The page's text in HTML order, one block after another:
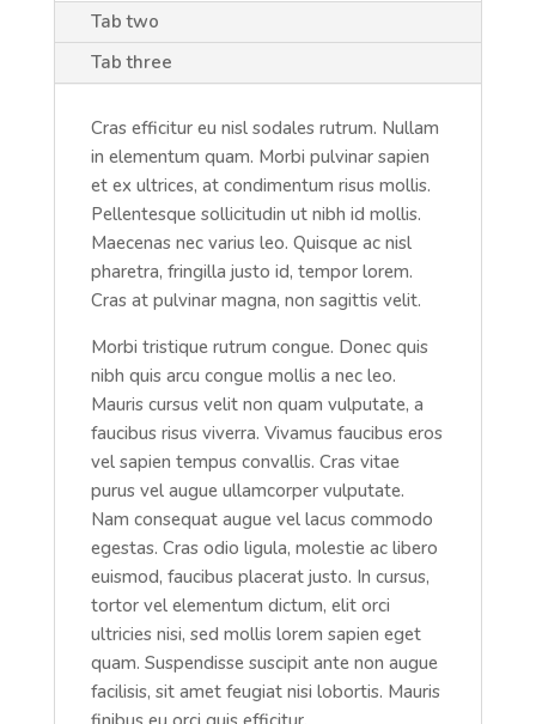
Tab two
Tab three
Cras efficitur eu nisl sodales rutrum. Nullam
in elementum quam. Morbi pulvinar sapien
et ex ultrices, at condimentum risus mollis.
Pellentesque sollicitudin ut nibh id mollis.
Maecenas nec varius leo. Quisque ac nisl
pharetra, fringilla justo id, tempor lorem.
Cras at pulvinar magna, non sagittis velit.
Morbi tristique rutrum congue. Donec quis
nibh quis arcu congue mollis a nec leo.
Mauris cursus velit non quam vulputate, a
faucibus risus viverra. Vivamus faucibus eros
vel sapien tempus convallis. Cras vitae
purus vel augue ullamcorper vulputate.
Nam consequat augue vel lacus commodo
egestas. Cras odio ligula, molestie ac libero
euismod, faucibus placerat justo. In cursus,
tortor vel elementum dictum, elit orci
ultricies nisi, sed mollis lorem sapien eget
quam. Suspendisse suscipit ante non augue
facilisis, sit amet feugiat nisi lobortis. Mauris